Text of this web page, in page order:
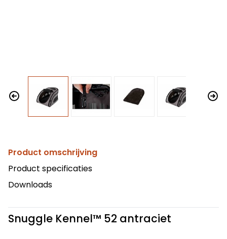
Product omschrijving
Product specificaties
Downloads
Snuggle Kennel™ 52 antraciet